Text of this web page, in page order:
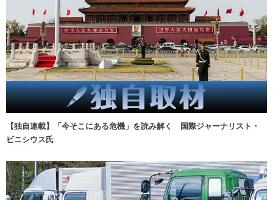
【独自連載】「今そこにある危機」を読み解く 国際ジャーナリスト・
ビニシウス氏